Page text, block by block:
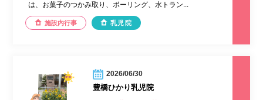
は、お菓子のつかみ取り、ボーリング、水トラン...
施設内行事 乳児院
2026/06/30
豊橋ひかり乳児院